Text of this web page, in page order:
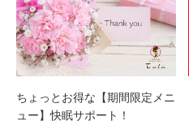
ちょっとお得な【期間限定メニ
ュー】快眠サポート！